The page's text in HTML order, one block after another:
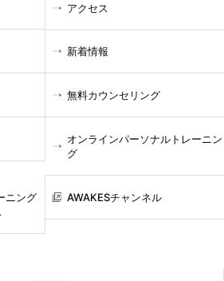
アクセス
新着情報
無料カウンセリング
オンラインパーソナルトレーニン
グ
ニング
AWAKESチャンネル